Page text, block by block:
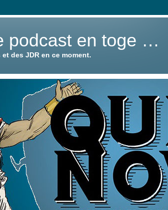
podcast en toge …
des JDR en ce moment.